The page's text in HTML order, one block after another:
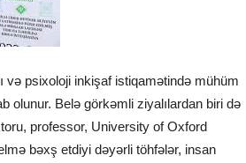
və psixoloji inkişaf istiqamətində mühüm
olunur. Belə görkəmli ziyalılardan biri də
professor, University of Oxford
bəxş etdiyi dəyərli töhfələr, insan